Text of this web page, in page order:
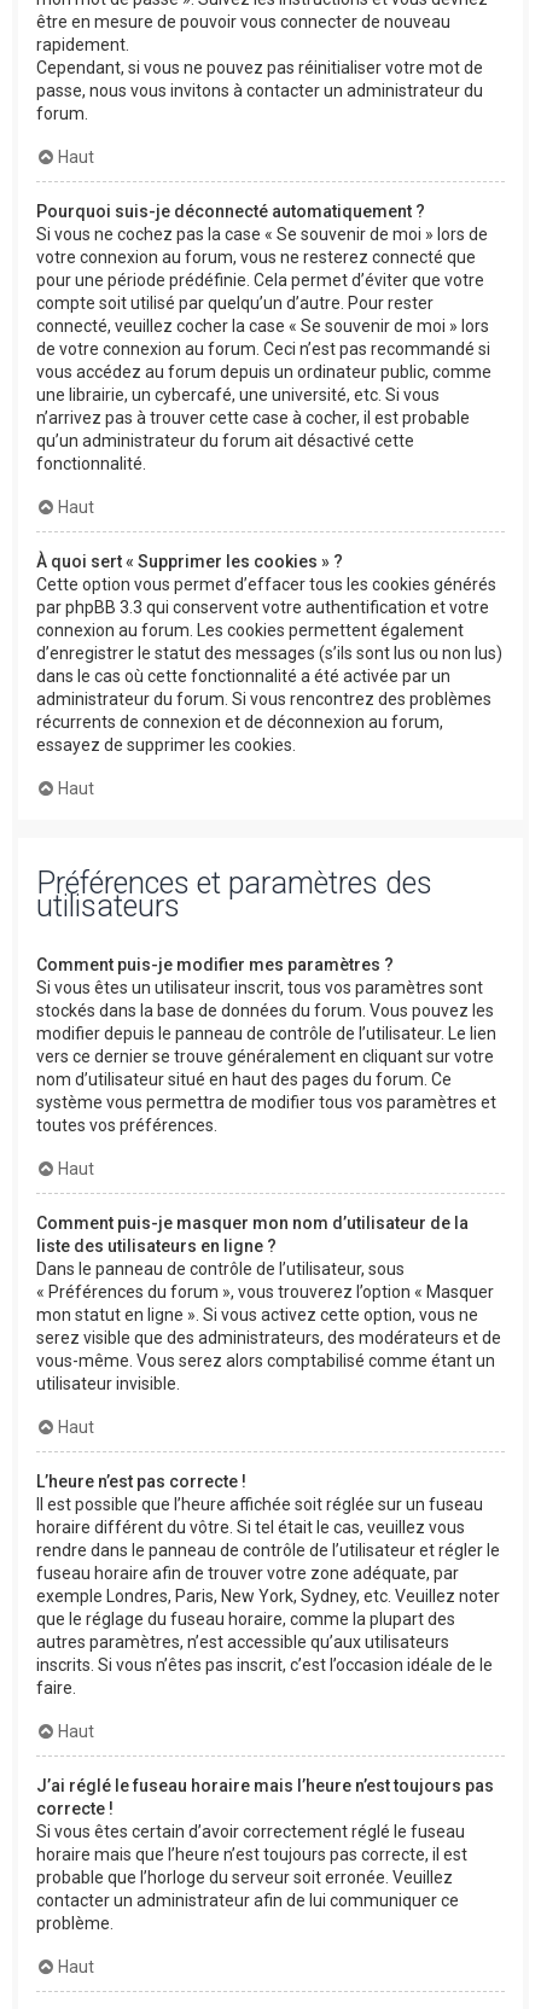
être en mesure de pouvoir vous connecter de nouveau
rapidement.
Cependant, si vous ne pouvez pas réinitialiser votre mot de
passe, nous vous invitons à contacter un administrateur du
forum.
Haut
Pourquoi suis-je déconnecté automatiquement ?
Si vous ne cochez pas la case « Se souvenir de moi » lors de
votre connexion au forum, vous ne resterez connecté que
pour une période prédéfinie. Cela permet d’éviter que votre
compte soit utilisé par quelqu’un d’autre. Pour rester
connecté, veuillez cocher la case « Se souvenir de moi » lors
de votre connexion au forum. Ceci n’est pas recommandé si
vous accédez au forum depuis un ordinateur public, comme
une librairie, un cybercafé, une université, etc. Si vous
n’arrivez pas à trouver cette case à cocher, il est probable
qu’un administrateur du forum ait désactivé cette
fonctionnalité.
Haut
À quoi sert « Supprimer les cookies » ?
Cette option vous permet d’effacer tous les cookies générés
par phpBB 3.3 qui conservent votre authentification et votre
connexion au forum. Les cookies permettent également
d’enregistrer le statut des messages (s’ils sont lus ou non lus)
dans le cas où cette fonctionnalité a été activée par un
administrateur du forum. Si vous rencontrez des problèmes
récurrents de connexion et de déconnexion au forum,
essayez de supprimer les cookies.
Haut
Préférences et paramètres des
utilisateurs
Comment puis-je modifier mes paramètres ?
Si vous êtes un utilisateur inscrit, tous vos paramètres sont
stockés dans la base de données du forum. Vous pouvez les
modifier depuis le panneau de contrôle de l’utilisateur. Le lien
vers ce dernier se trouve généralement en cliquant sur votre
nom d’utilisateur situé en haut des pages du forum. Ce
système vous permettra de modifier tous vos paramètres et
toutes vos préférences.
Haut
Comment puis-je masquer mon nom d’utilisateur de la
liste des utilisateurs en ligne ?
Dans le panneau de contrôle de l’utilisateur, sous
« Préférences du forum », vous trouverez l’option « Masquer
mon statut en ligne ». Si vous activez cette option, vous ne
serez visible que des administrateurs, des modérateurs et de
vous-même. Vous serez alors comptabilisé comme étant un
utilisateur invisible.
Haut
L’heure n’est pas correcte !
Il est possible que l’heure affichée soit réglée sur un fuseau
horaire différent du vôtre. Si tel était le cas, veuillez vous
rendre dans le panneau de contrôle de l’utilisateur et régler le
fuseau horaire afin de trouver votre zone adéquate, par
exemple Londres, Paris, New York, Sydney, etc. Veuillez noter
que le réglage du fuseau horaire, comme la plupart des
autres paramètres, n’est accessible qu’aux utilisateurs
inscrits. Si vous n’êtes pas inscrit, c’est l’occasion idéale de le
faire.
Haut
J’ai réglé le fuseau horaire mais l’heure n’est toujours pas
correcte !
Si vous êtes certain d’avoir correctement réglé le fuseau
horaire mais que l’heure n’est toujours pas correcte, il est
probable que l’horloge du serveur soit erronée. Veuillez
contacter un administrateur afin de lui communiquer ce
problème.
Haut